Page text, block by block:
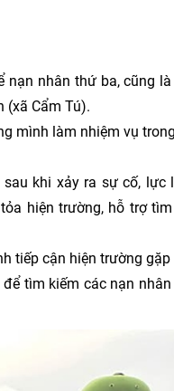
nhân thứ ba, cũng
(xã Cẩm Tú).
mình làm nhiệm vụ
sau khi xảy ra sự cố, lực
hiện trường, hỗ trợ
tiếp cận hiện trường
tìm kiếm các nạn